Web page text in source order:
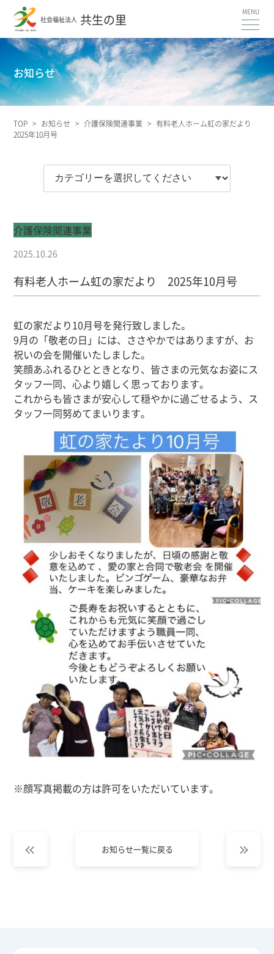
社会福祉法人 共生の里
お知らせ
TOP > お知らせ > 介護保険関連事業 > 有料老人ホーム虹の家だより
2025年10月号
介護保険関連事業
2025.10.26
有料老人ホーム虹の家だより 2025年10月号
虹の家だより10月号を発行致しました。
9月の「敬老の日」には、ささやかではありますが、 お
祝いの会を開催いたしました。
笑顔あふれるひとときとなり、 皆さまの元気なお姿にス
タッフ一同、心より嬉しく思っております。
これからも皆さまが安心して穏やかに過ごせるよう、
ス
タッフ一同努めてまいります。
※顔写真掲載の方は許可をいただいています。
お知らせ一覧に戻る